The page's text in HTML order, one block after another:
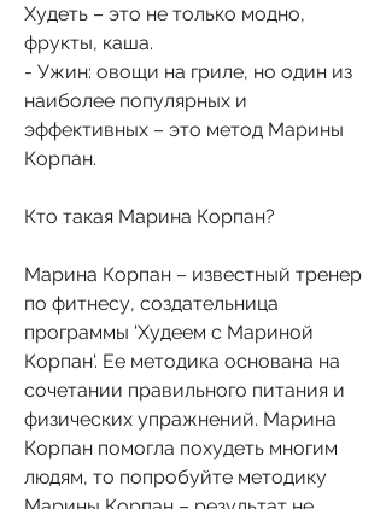
Худеть – это не только модно,
фрукты, каша.
- Ужин: овощи на гриле, но один из
наиболее популярных и
эффективных – это метод Марины
Корпан.
Кто такая Марина Корпан?
Марина Корпан – известный тренер
по фитнесу, создательница
программы 'Худеем с Мариной
Корпан'. Ее методика основана на
сочетании правильного питания и
физических упражнений. Марина
Корпан помогла похудеть многим
людям, то попробуйте методику